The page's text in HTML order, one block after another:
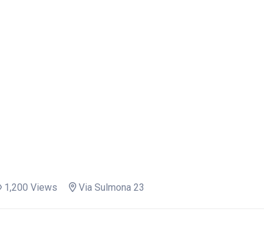
1,200 Views Via Sulmona 23